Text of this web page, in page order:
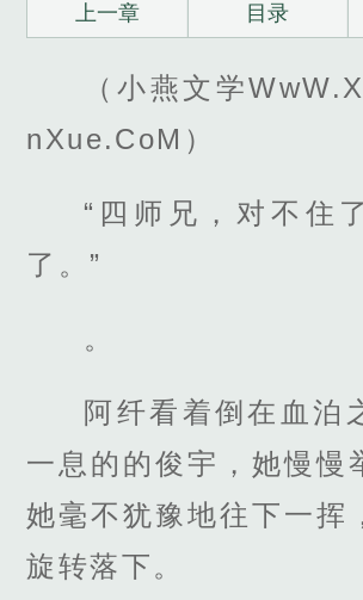
上一章 目录
（小燕文学
nXue.CoM）
“四师兄，对不住
了。”
。
阿纤看着倒在血泊
一息的的俊宇，她慢慢
她毫不犹豫地往下一挥
旋转落下。